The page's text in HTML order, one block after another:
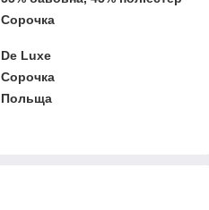
Сорочка
De Luxe
Сорочка
Польща